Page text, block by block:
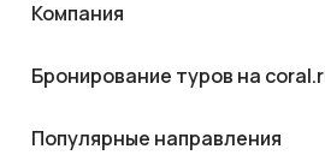
Компания
Бронирование туров на
Популярные направления